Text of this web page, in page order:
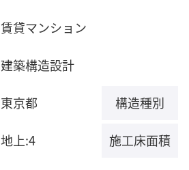
賃貸マンション
建築構造設計
東京都 構造種別
地上:4 施工床面積